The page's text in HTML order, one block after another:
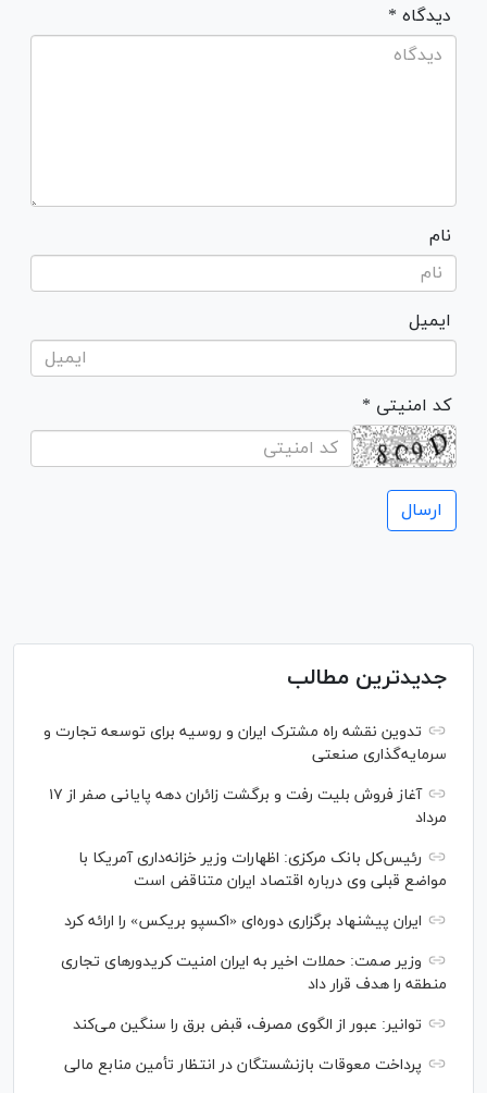
* دیدگاه
نام
ایمیل
* کد امنیتی
جدیدترین مطالب
تدوین نقشه راه مشترک ایران و روسیه برای توسعه تجارت و
سرمایه‌گذاری صنعتی
آغاز فروش بلیت رفت و برگشت زائران دهه پایانی صفر از ۱۷
مرداد
رئیس‌کل بانک مرکزی: اظهارات وزیر خزانه‌داری آمریکا با
مواضع قبلی وی درباره اقتصاد ایران متناقض است
ایران پیشنهاد برگزاری دوره‌ای «اکسپو بریکس» را ارائه کرد
وزیر صمت: حملات اخیر به ایران امنیت کریدورهای تجاری
منطقه را هدف قرار داد
توانیر: عبور از الگوی مصرف، قبض برق را سنگین می‌کند
پرداخت معوقات بازنشستگان در انتظار تأمین منابع مالی